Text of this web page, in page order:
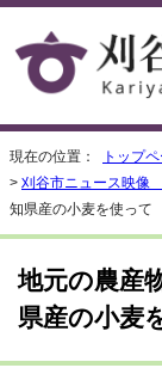
現在の位置： トップ
> 刈谷市ニュース映像
知県産の小麦を使って
地元の農産
県産の小麦